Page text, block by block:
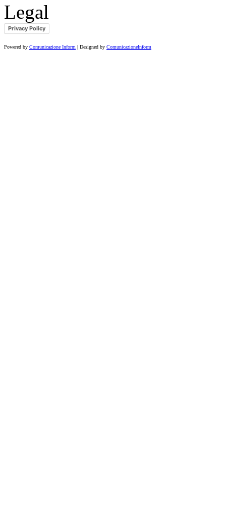
Legal
Privacy Policy
Powered by Comunicazione Inform | Designed by ComunicazioneInform